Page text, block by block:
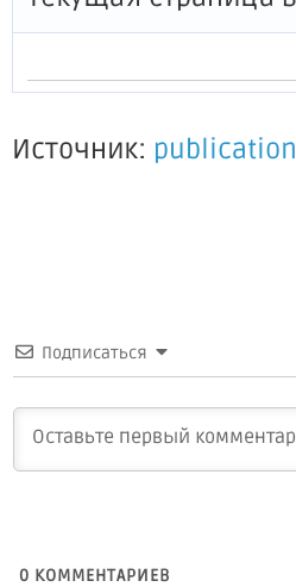
Источник:
Подписаться
0 КОММЕНТАРИЕВ